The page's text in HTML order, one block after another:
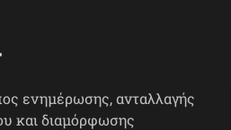
ενημέρωσης, ανταλλαγής
και διαμόρφωσης